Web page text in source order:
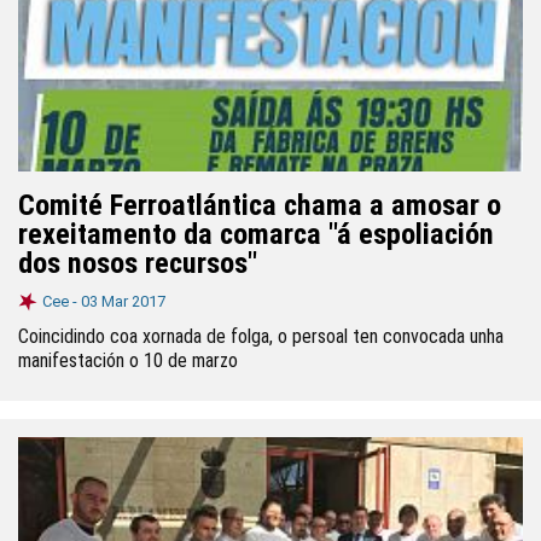
Comité Ferroatlántica chama a amosar o
rexeitamento da comarca "á espoliación
dos nosos recursos"
Cee - 03 Mar 2017
Coincidindo coa xornada de folga, o persoal ten convocada unha
manifestación o 10 de marzo